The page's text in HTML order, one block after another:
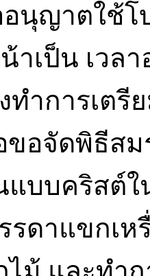
อนุญาตใช้
เป็น เวลา
ทำการเต
ขอจัดพิธีส
แบบคริสต์
รดาแขกเ